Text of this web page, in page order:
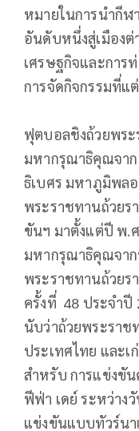
หมายในการนำกี
อันดับหนึ่งสู่เมืองต่
เศรษฐกิจและการ
การจัดกิจกรรมที่แ
ฟุตบอลชิงถ้วยพร
มหากรุณาธิคุณจา
ธิเบศร มหาภูมิพล
พระราชทานถ้วยร
ขันฯ มาตั้งแต่ปี พ.
มหากรุณาธิคุณจา
พระราชทานถ้วยร
ครั้งที่ 48 ประจำปี
นับว่าถ้วยพระราช
ประเทศไทย และ
สำหรับ การแข่งขั
ฟีฟ่า เดย์ ระหว่าง
แข่งขันแบบทัวร์น